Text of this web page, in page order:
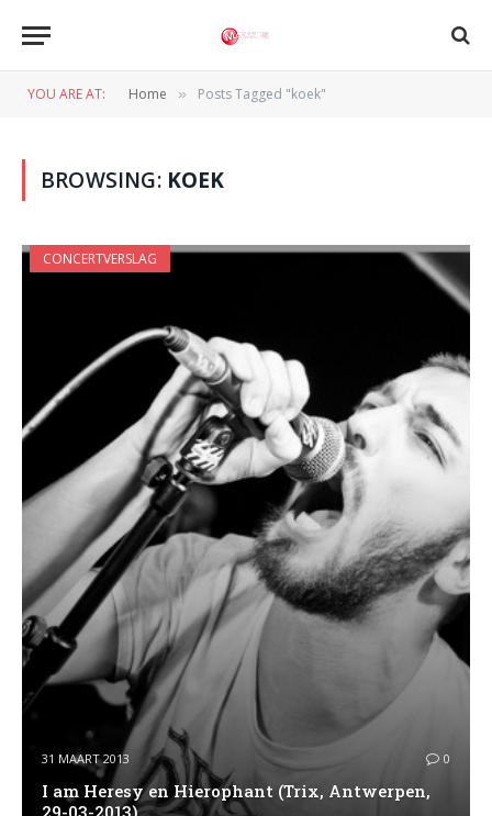
YOU ARE AT: Home » Posts Tagged "koek"
BROWSING: KOEK
CONCERTVERSLAG
31 MAART 2013 0
I am Heresy en Hierophant (Trix, Antwerpen,